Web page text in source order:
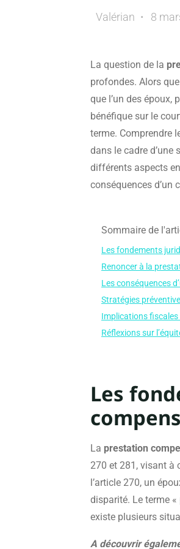
Valérian 8
La question de la
profondes. Alors
que l’un des époux,
bénéfique sur le
terme. Comprendre
dans le cadre d’une
différents aspects
conséquences
Sommaire de
Les fondements
Renoncer à la
Les conséquences
Stratégies
Implications
Réflexions sur
Les
La prestation
270 et 281, visant à
l’article 270, un
disparité. Le terme
existe plusieurs
A découvrir